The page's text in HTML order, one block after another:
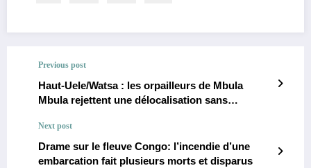
Previous post
Haut-Uele/Watsa : les orpailleurs de Mbula
Mbula rejettent une délocalisation sans
Next post
Drame sur le fleuve Congo: l’incendie d’une
embarcation fait plusieurs morts et disparus